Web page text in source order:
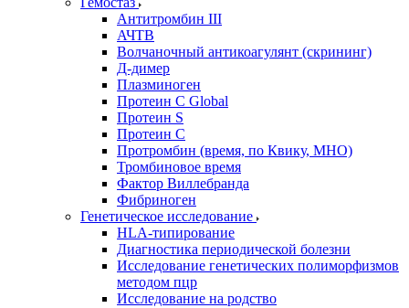
Антитромбин III
АЧТВ
Волчаночный антикоагулянт (скрининг)
Д-димер
Плазминоген
Протеин C Global
Протеин S
Протеин С
Протромбин (время, по Квику, МНО)
Тромбиновое время
Фактор Виллебранда
Фибриноген
Генетическое исследование
HLA-типирование
Диагностика периодической болезни
Исследование генетических полиморфизмов
методом пцр
Исследование на родство